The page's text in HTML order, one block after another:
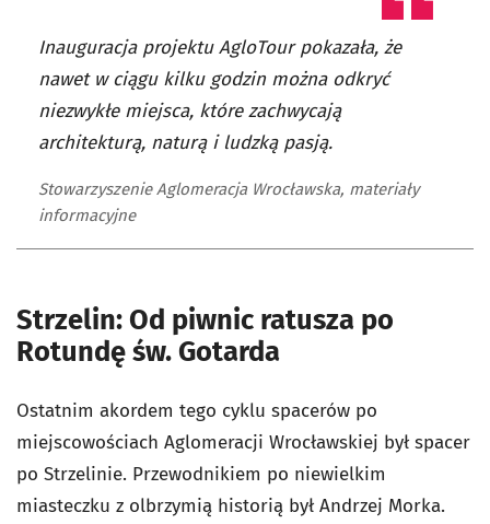
Inauguracja projektu AgloTour pokazała, że
nawet w ciągu kilku godzin można odkryć
niezwykłe miejsca, które zachwycają
architekturą, naturą i ludzką pasją.
Stowarzyszenie Aglomeracja Wrocławska, materiały
informacyjne
Strzelin: Od piwnic ratusza po
Rotundę św. Gotarda
Ostatnim akordem tego cyklu spacerów po
miejscowościach Aglomeracji Wrocławskiej był spacer
po Strzelinie. Przewodnikiem po niewielkim
miasteczku z olbrzymią historią był Andrzej Morka.